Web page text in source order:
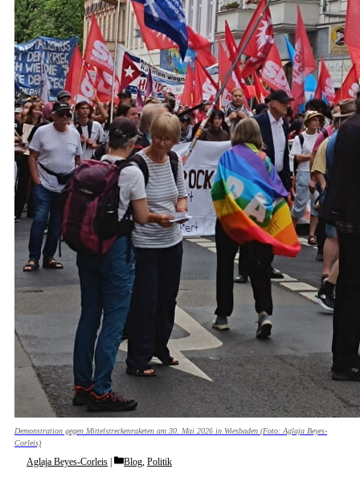
Demonstration gegen Mittelstreckenraketen am 30. Mai 2026 in Wiesbaden (Foto: Aglaja Beyes-
Corleis)
Aglaja Beyes-Corleis Categories
Blog, Politik